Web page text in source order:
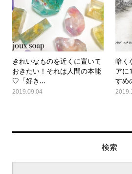
きれいなものを近くに置いて
おきたい！それは人間の本能
♡「好き...
2019.09.04
暗く
アに
すめ
検索